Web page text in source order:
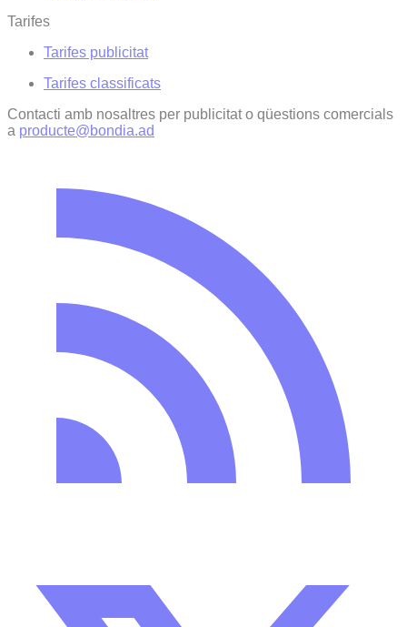
Tarifes
Tarifes publicitat
Tarifes classificats
Contacti amb nosaltres per publicitat o qüestions comercials
a producte@bondia.ad